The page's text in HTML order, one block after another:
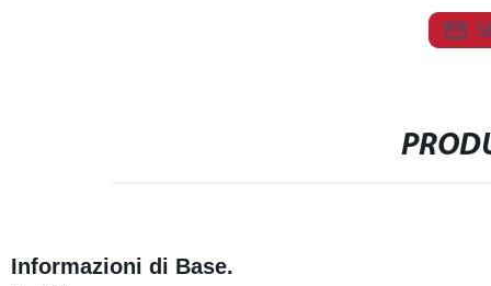
Informazioni di Base.